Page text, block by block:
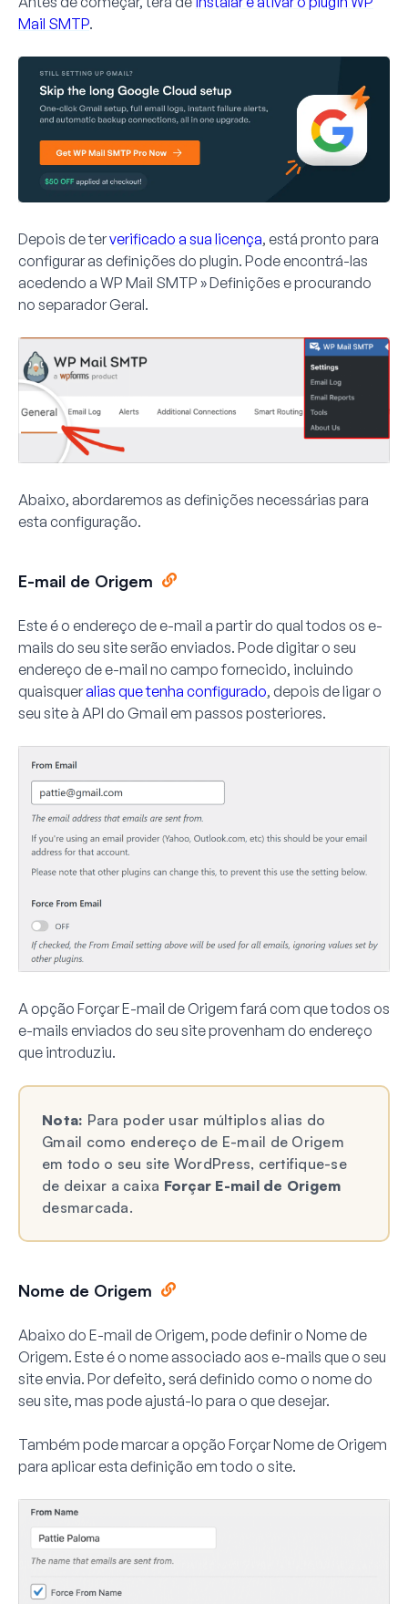
Mail SMTP.
Depois de terverificado a sua licença, está pronto para
configurar as definições do plugin. Pode encontrá-las
acedendo a WP Mail SMTP » Definições e procurando
no separadorGeral.
Abaixo, abordaremos as definições necessárias para
esta configuração.
E-mail de Origem
Este é o endereço de e-mail a partir do qual todos os e-
mails do seu site serão enviados. Pode digitar o seu
endereço de e-mail no campo fornecido, incluindo
quaisqueralias que tenha configurado, depois de ligar o
seu site à API do Gmail em passos posteriores.
A opção Forçar E-mail de Origemfará com que todos os
e-mails enviados do seu site provenham do endereço
que introduziu.
Nota: Para poder usar múltiplos alias do
Gmail como endereço de E-mail de Origem
em todo o seu site WordPress, certifique-se
de deixar a caixa Forçar E-mail de Origem
desmarcada.
Nome de Origem
Abaixo do E-mail de Origem, pode definir o Nome de
Origem. Este é o nome associado aos e-mails que o seu
site envia. Por defeito, será definido como o nome do
seu site, mas pode ajustá-lo para o que desejar.
Também pode marcar a opção Forçar Nome de Origem
para aplicar esta definição em todo o site.